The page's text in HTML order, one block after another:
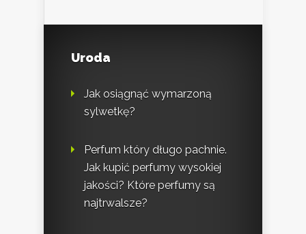
Uroda
Jak osiągnąć wymarzoną
sylwetkę?
Perfum który długo pachnie.
Jak kupić perfumy wysokiej
jakości? Które perfumy są
najtrwalsze?